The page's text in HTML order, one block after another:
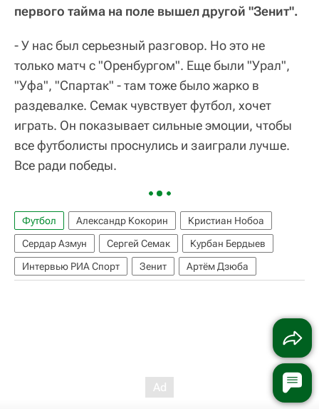
первого тайма на поле вышел другой "Зенит".
- У нас был серьезный разговор. Но это не
только матч с "Оренбургом". Еще были "Урал",
"Уфа", "Спартак" - там тоже было жарко в
раздевалке. Семак чувствует футбол, хочет
играть. Он показывает сильные эмоции, чтобы
все футболисты проснулись и заиграли лучше.
Все ради победы.
Футбол Александр Кокорин
Кристиан Нобоа
Сердар Азмун
Сергей Семак
Курбан Бердыев
Интервью РИА Спорт
Зенит Артём Дзюба